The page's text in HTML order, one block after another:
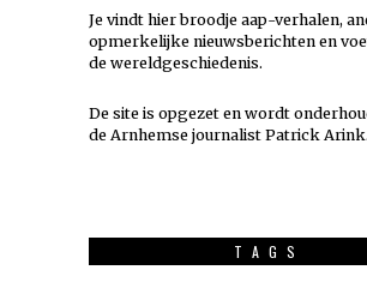
Je vindt hier broodje aap-verhalen,
opmerkelijke nieuwsberichten en
de wereldgeschiedenis.
De site is opgezet en wordt
de Arnhemse journalist Patrick Arink.
TAGS